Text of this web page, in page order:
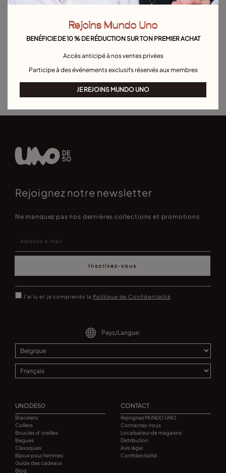
Bracelets en perles Bracelets en cordon Bracelets joncs
Bracelets pour hommes Bracelet Pierre de Naissance
Bracelets de personnalisation Best sellers bracelets
Rejoignez notre newsletter
Ne manquez pas nos dernières collections et promotions
Inscrivez-vous
J'ai lu et je comprends la Politique de Confidentialité
Pays/Langue:
UNODE50
Bracelets
Colliers
Boucles d' oreilles
Bagues
Classiques
Bijoux pour femmes
Guide des cadeaux
Blog
CONTACT
Rejoignez MUNDO UNO
Contactez-nous
Localisateur de magasins
Distribution
Avis légal
Confidentialité
Rejoins Mundo Uno
BENÉFICIE DE 10 % DE RÉDUCTION SUR TON PREMIER ACHAT
Accès anticipé à nos ventes privées
Participe à des événements exclusifs réservés aux membres
JE REJOINS MUNDO UNO